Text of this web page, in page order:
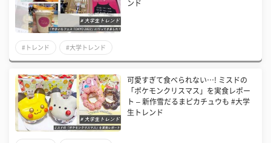
ンド
#トレンド #大学トレンド
可愛すぎて食べられない…! ミスドの
「ポケモンクリスマス」を実食レポー
ト – 新作雪だるまピカチュウも #大学
生トレンド